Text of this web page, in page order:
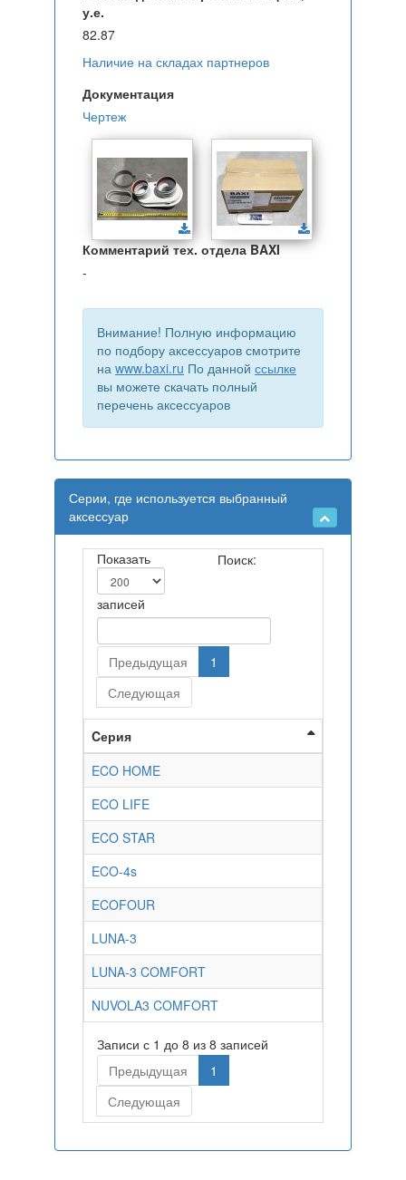
у.е.
82.87
Наличие на складах партнеров
Документация
Чертеж
Комментарий тех. отдела BAXI
-
Внимание! Полную информацию
по подбору аксессуаров смотрите
на www.baxi.ru По данной ссылке
вы можете скачать полный
перечень аксессуаров
Серии, где используется выбранный
аксессуар
Показать
записей
Поиск:
Предыдущая
1
Следующая
Cерия
ECO HOME
ECO LIFE
ECO STAR
ECO-4s
ECOFOUR
LUNA-3
LUNA-3 COMFORT
NUVOLA3 COMFORT
Записи с 1 до 8 из 8 записей
Предыдущая
1
Следующая